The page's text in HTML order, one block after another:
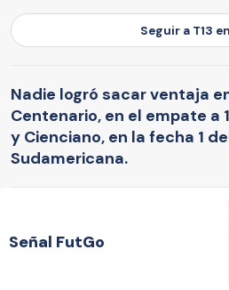
Seguir a T13 en
Nadie logró sacar ventaja
Centenario, en el empate a
y Cienciano, en la fecha 1
Sudamericana.
Señal FutGo